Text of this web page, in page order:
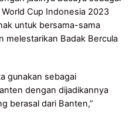
Cup Indonesia 2023
untuk bersama-sama
melestarikan Badak Bercula
gunakan sebagai
dengan dijadikannya
berasal dari Banten,”